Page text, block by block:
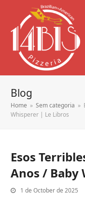
Blog
Home » Sem categoria »
Whisperer | Le Libros
Esos
Anos / Baby
1 de October de 2025